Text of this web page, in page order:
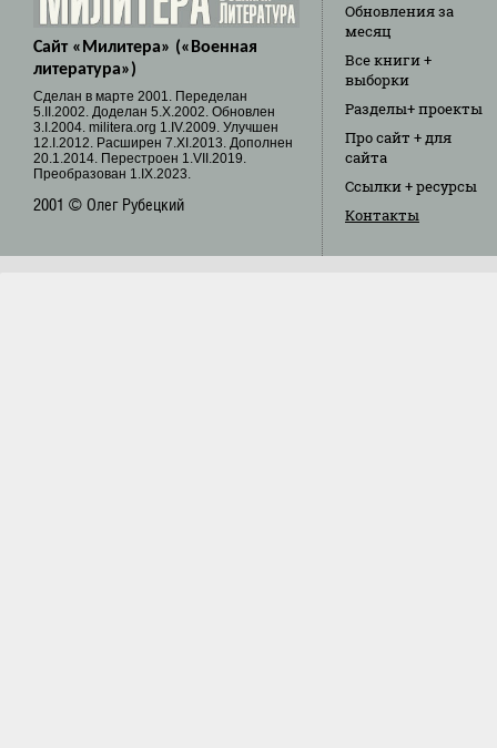
Сайт «Милитера» («Военная
литература»)
Cделан в марте 2001. Переделан
5.II.2002. Доделан 5.X.2002. Обновлен
3.I.2004. militera.org 1.IV.2009. Улучшен
12.I.2012. Расширен 7.XI.2013. Дополнен
20.1.2014. Перестроен 1.VII.2019.
Преобразован 1.IX.2023.
2001 © Олег Рубецкий
Обновленияза
месяц
Все книги+
выборки
Разделы+ проекты
Про сайт + для
сайта
Ссылки+ ресурсы
Контакты